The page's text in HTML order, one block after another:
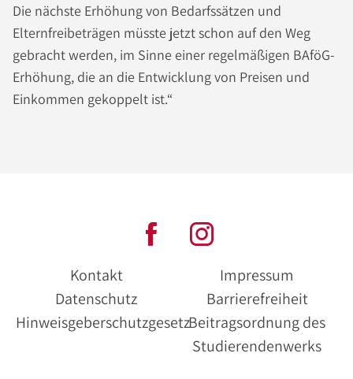
Die nächste Erhöhung von Bedarfssätzen und
Elternfreibeträgen müsste jetzt schon auf den Weg
gebracht werden, im Sinne einer regelmäßigen BAföG-
Erhöhung, die an die Entwicklung von Preisen und
Einkommen gekoppelt ist.“
Kontakt
Impressum
Datenschutz
Barrierefreiheit
HinweisgeberschutzgesetzBeitragsordnung des
Studierendenwerks